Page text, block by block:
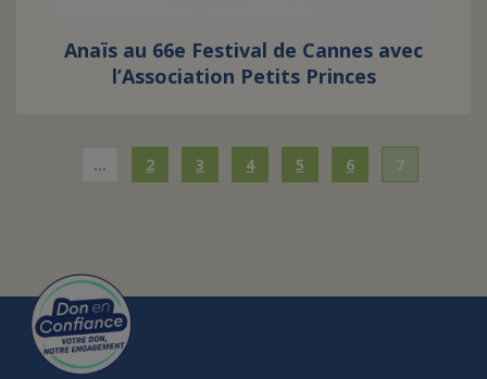
Anaïs au 66e Festival de Cannes avec
l’Association Petits Princes
… 2 3 4 5 6 7